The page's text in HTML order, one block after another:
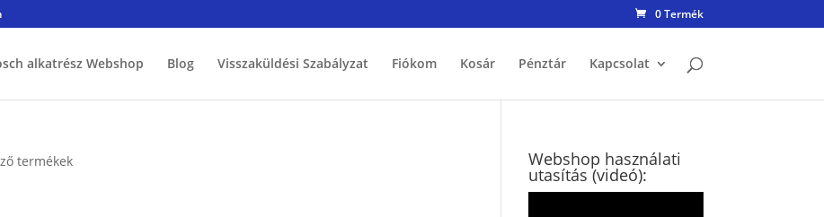
0 Termék
alkatrész Webshop Blog Visszaküldési Szabályzat Fiókom Kosár Pénztár Kapcsolat
termékek Webshop használati
utasítás (videó):